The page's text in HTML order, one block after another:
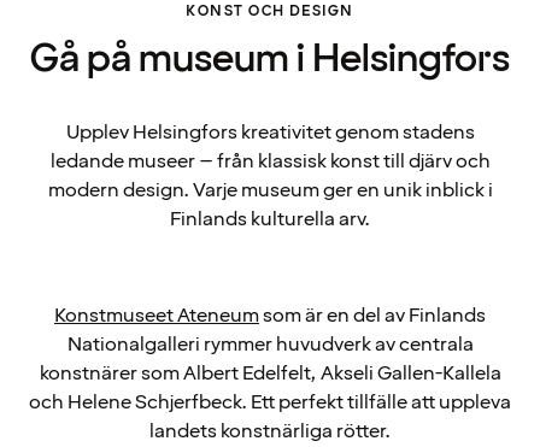
KONST OCH DESIGN
Gå på museum i Helsingfors
Upplev Helsingfors kreativitet genom stadens
ledande museer – från klassisk konst till djärv och
modern design. Varje museum ger en unik inblick i
Finlands kulturella arv.
Konstmuseet Ateneumsom är en del av Finlands
Nationalgalleri rymmer huvudverk av centrala
konstnärer som Albert Edelfelt, Akseli Gallen-Kallela
och Helene Schjerfbeck. Ett perfekt tillfälle att uppleva
landets konstnärliga rötter.